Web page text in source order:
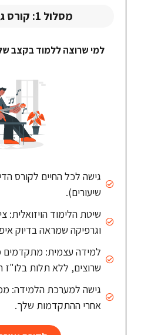
מסלול 1: קורס גיטרה אונליין
למי שרוצה ללמוד בקצב
שיעורים).
שיטת הלימוד הויזואלית:
וגרפיקה שמראה בדיוק
למידה עצמית: מתקדמים
שרוצים, ללא תלות בלו"ז
גישה למערכת הלמידה:
אחרי ההתקדמות שלך.